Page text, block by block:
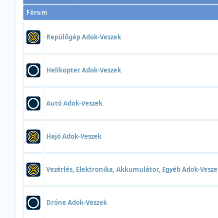
Fórum
Repülõgép Adok-Veszek
Helikopter Adok-Veszek
Autó Adok-Veszek
Hajó Adok-Veszek
Vezérlés, Elektronika, Akkumulátor, Egyéb Adok-
Dróne Adok-Veszek